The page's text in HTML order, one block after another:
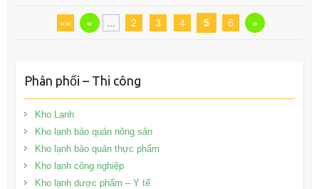
«« « 2 3 4 5 6 »
Phân phối – Thi công
Kho Lạnh
Kho lạnh bảo quản nông sản
Kho lạnh bảo quản thực phẩm
Kho lạnh công nghiệp
Kho lạnh dược phẩm – Y tế